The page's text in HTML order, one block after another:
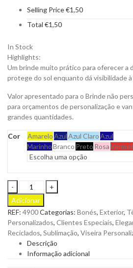
Selling Price€1,50
Total €1,50
In Stock
Highlights:
Um brinde muito prático para oferecer a
protege do sol enquanto dá visibilidade à
Valor apresentado para o Brinde não
para orçamentos de personalização e
grandes quantidades.
Cor AmareloAzulAzul ClaroAzul
MarinhoBranco Preto Rosa
Viseira
Gonnax
em
Poliéster
com
Fecho
Ajustável
em
Adicionar
REF: 4900Categorias: Bonés, Exterior,
Personalizados, Clientes Especiais,
Reciclados, Sublimação, Viseira
Descrição
Informação adicional